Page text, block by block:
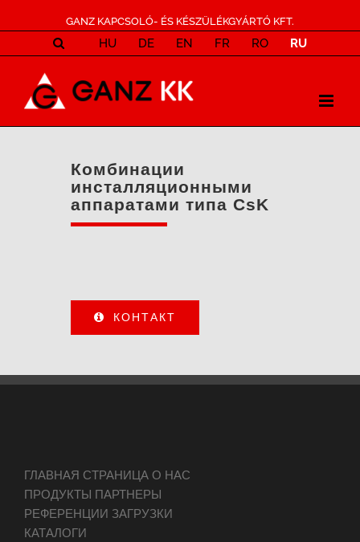
GANZ KAPCSOLÓ- ÉS KÉSZÜLÉKGYÁRTÓ KFT.
HU DE EN FR RO RU
Комбинации
инсталляционными
аппаратами типа CsK
КОНТАКТ
ГЛАВНАЯ СТРАНИЦА О НАС
ПРОДУКТЫ ПАРТНЕРЫ
РЕФЕРЕНЦИИ ЗАГРУЗКИ
КАТАЛОГИ